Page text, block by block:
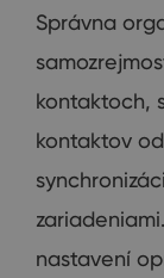
Správna
kontaktoch,
kontaktov od
zariadeniami.
nastavení